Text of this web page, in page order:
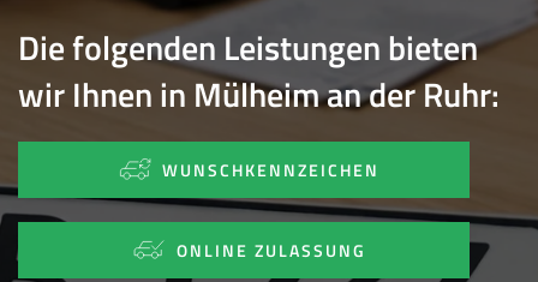
Die folgenden Leistungen bieten
wir Ihnen in Mülheim an der Ruhr:
WUNSCHKENNZEICHEN
ONLINE ZULASSUNG